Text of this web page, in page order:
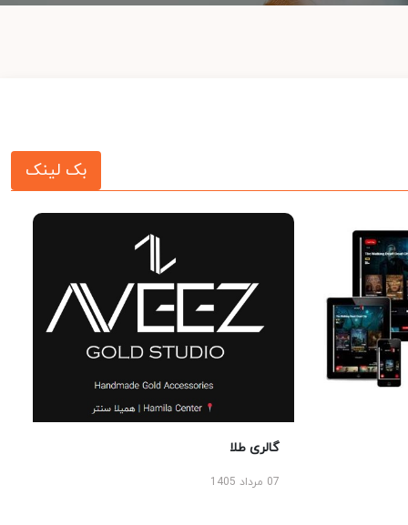
بک لینک
گالری طلا
07 مرداد 1405